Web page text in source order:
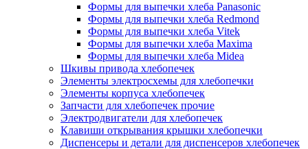
Формы для выпечки хлеба Panasonic
Формы для выпечки хлеба Redmond
Формы для выпечки хлеба Vitek
Формы для выпечки хлеба Maxima
Формы для выпечки хлеба Midea
Шкивы привода хлебопечек
Элементы электросхемы для хлебопечки
Элементы корпуса хлебопечек
Запчасти для хлебопечек прочие
Электродвигатели для хлебопечек
Клавиши открывания крышки хлебопечки
Диспенсеры и детали для диспенсеров хлебопечек